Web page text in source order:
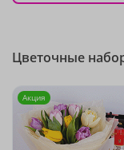
Цветочные
Акция